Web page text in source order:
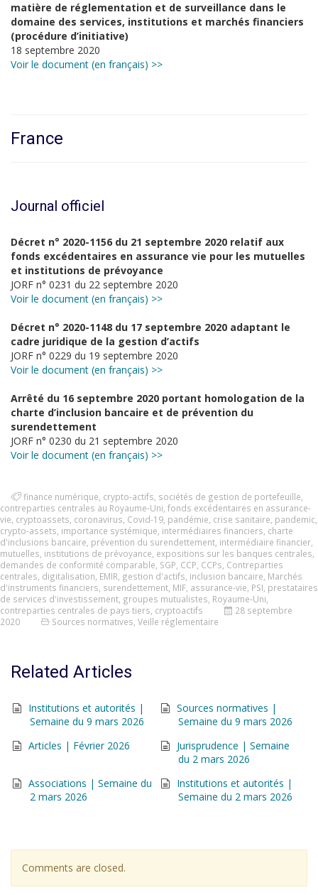
matière de réglementation et de surveillance dans le
domaine des services, institutions et marchés financiers
(procédure d’initiative)
18 septembre 2020
Voir le document (en français) >>
France
Journal officiel
Décret n° 2020-1156 du 21 septembre 2020 relatif aux
fonds excédentaires en assurance vie pour les mutuelles
et institutions de prévoyance
JORF n° 0231 du 22 septembre 2020
Voir le document (en français) >>
Décret n° 2020-1148 du 17 septembre 2020 adaptant le
cadre juridique de la gestion d’actifs
JORF n° 0229 du 19 septembre 2020
Voir le document (en français) >>
Arrêté du 16 septembre 2020 portant homologation de la
charte d’inclusion bancaire et de prévention du
surendettement
JORF n° 0230 du 21 septembre 2020
Voir le document (en français) >>
finance numérique crypto-actifs sociétés de gestion de portefeuille
contreparties centrales au Royaume-Uni fonds excédentaires en assurance-
vie cryptoassets coronavirus Covid-19 pandémie crise sanitaire pandemic
crypto-assets importance systémique intermédiaires financiers charte
d'inclusions bancaire prévention du surendettement intermédiaire financier
mutuelles institutions de prévoyance expositions sur les banques centrales
demandes de conformité comparable SGP CCP CCPs Contreparties
centrales digitalisation EMIR gestion d'actifs inclusion bancaire Marchés
d'instruments financiers surendettement MIF assurance-vie PSI prestataires
de services d'investissement groupes mutualistes Royaume-Uni
contreparties centrales de pays tiers cryptoactifs
28 septembre
2020
Sources normatives Veille réglementaire
Related Articles
Institutions et autorités |
Semaine du 9 mars 2026
Sources normatives |
Semaine du 9 mars 2026
Articles | Février 2026
Jurisprudence | Semaine
du 2 mars 2026
Associations | Semaine du
2 mars 2026
Institutions et autorités |
Semaine du 2 mars 2026
Comments are closed.